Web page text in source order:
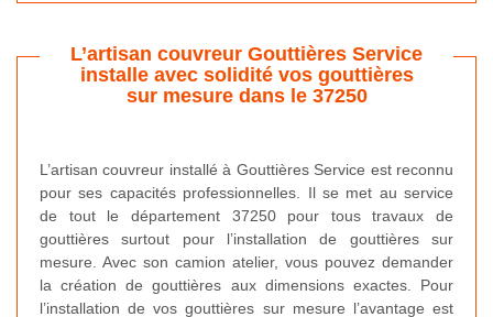
L’artisan couvreur Gouttières Service
installe avec solidité vos gouttières
sur mesure dans le 37250
L’artisan couvreur installé à Gouttières Service est reconnu
pour ses capacités professionnelles. Il se met au service
de tout le département 37250 pour tous travaux de
gouttières surtout pour l’installation de gouttières sur
mesure. Avec son camion atelier, vous pouvez demander
la création de gouttières aux dimensions exactes. Pour
l’installation de vos gouttières sur mesure l’avantage est